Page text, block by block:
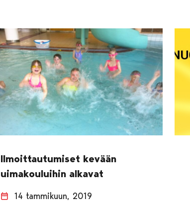
Ilmoittautumiset kevään
uimakouluihin alkavat
14 tammikuun, 2019